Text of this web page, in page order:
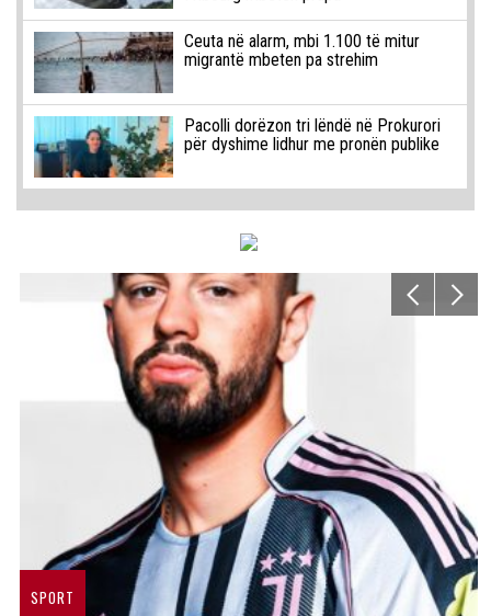
Ceuta në alarm, mbi 1.100 të mitur
migrantë mbeten pa strehim
Pacolli dorëzon tri lëndë në Prokurori
për dyshime lidhur me pronën publike
SPORT